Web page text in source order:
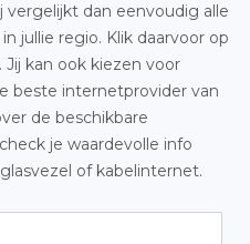
dan eenvoudig alle
jullie regio. Klik daarvoor op
kan ook kiezen voor
beste internetprovider van
de beschikbare
je waardevolle info
of kabelinternet.